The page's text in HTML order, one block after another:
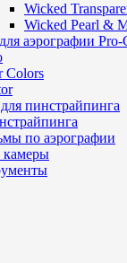
Wicked
Wicked Pearl &
аэрографии Pro-
Colors
пинстрайпинга
по аэрографии
камеры